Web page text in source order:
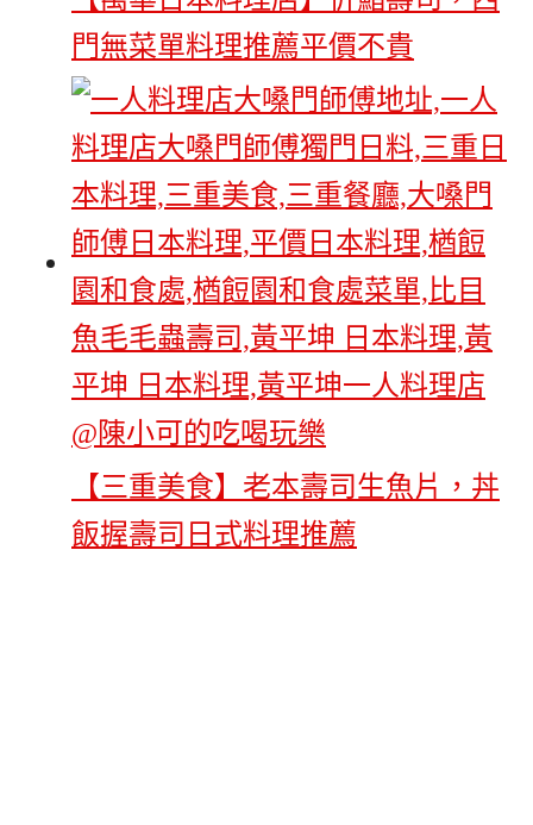
門無菜單料理推薦平價不貴
【三重美食】老本壽司生魚片，丼
飯握壽司日式料理推薦